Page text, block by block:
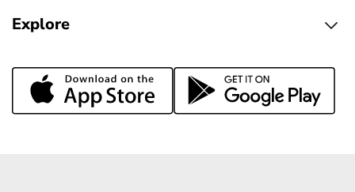
Explore